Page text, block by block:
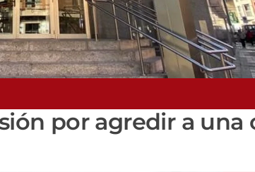
por agredir a una